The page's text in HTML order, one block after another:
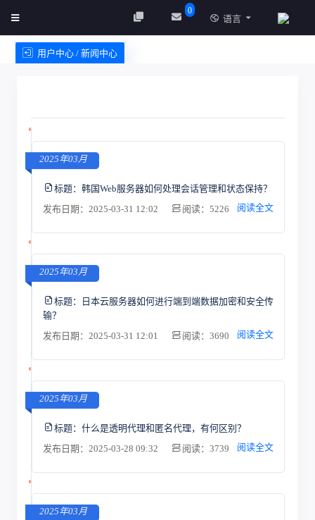
0
语言
用户中心 / 新闻中心
2025年03月
标题： 韩国Web服务器如何处理会话管理和状态保持？
发布日期：2025-03-31 12:02
阅读：5226 阅读全文
2025年03月
标题：
日本云服务器如何进行端到端数据加密和安全传
输？
发布日期：2025-03-31 12:01
阅读：3690 阅读全文
2025年03月
标题： 什么是透明代理和匿名代理，有何区别？
发布日期：2025-03-28 09:32
阅读：3739 阅读全文
2025年03月